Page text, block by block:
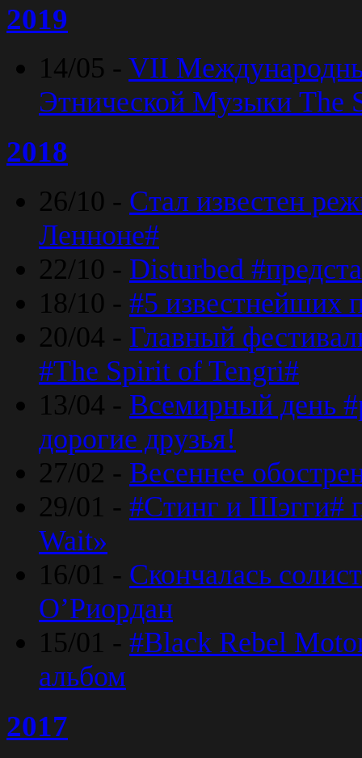
2019
14/05 - VII
Этнической Музыки The
2018
26/10 - Стал известен
Ленноне#
22/10 - Disturbed
18/10 - #5 известнейших
20/04 - Главный
#The Spirit of Tengri#
13/04 - Всемирный день
дорогие друзья!
27/02 - Весеннее
29/01 - #Стинг и Шэгги#
Wait»
16/01 - Скончалась
O’Риордан
15/01 - #Black Rebel
альбом
2017